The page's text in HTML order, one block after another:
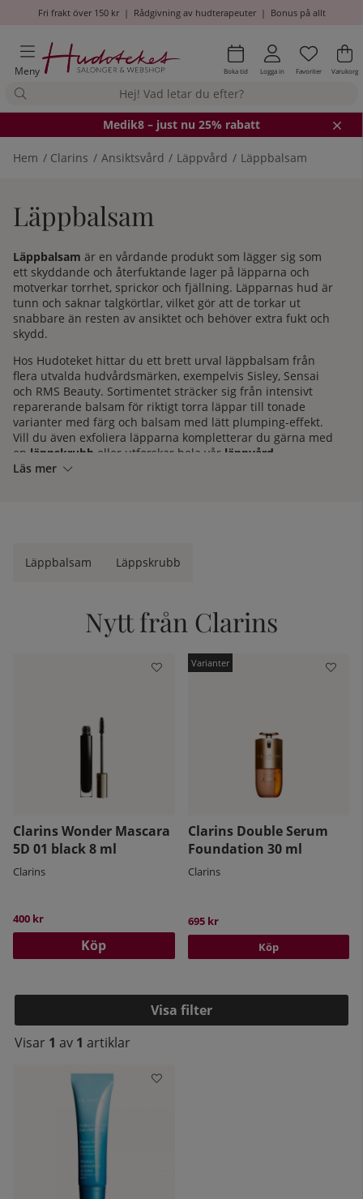
Fri frakt över 150 kr| Rådgivning av hudterapeuter| Bonus på allt
Meny Boka tid Logga in Antal i
.
Favoriter .
Varukorg
Medik8 – just nu 25% rabatt
Hem Clarins Ansiktsvård Läppvård Läppbalsam
Läppbalsam
Läppbalsam är en vårdande produkt som lägger sig som
ett skyddande och återfuktande lager på läpparna och
motverkar torrhet, sprickor och fjällning. Läpparnas hud är
tunn och saknar talgkörtlar, vilket gör att de torkar ut
snabbare än resten av ansiktet och behöver extra fukt och
skydd.
Hos Hudoteket hittar du ett brett urval läppbalsam från
flera utvalda hudvårdsmärken, exempelvis Sisley, Sensai
och RMS Beauty. Sortimentet sträcker sig från intensivt
reparerande balsam för riktigt torra läppar till tonade
varianter med färg och balsam med lätt plumping-effekt.
Vill du även exfoliera läpparna kompletterar du gärna med
en läppskrubb eller utforskar hela vår läppvård
Läs mer
Läppbalsam Läppskrubb
Nytt från Clarins
Clarins Wonder Mascara
5D 01 black 8 ml
Clarins
400 kr
Köp
Clarins Double Serum
Foundation 30 ml
Clarins
695 kr
Köp
Filtrera
Visar 1 av 1 artiklar
Produkter